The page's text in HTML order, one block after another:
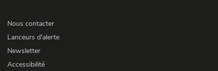
Nous contacter
Lanceurs d'alerte
Newsletter
Accessibilité